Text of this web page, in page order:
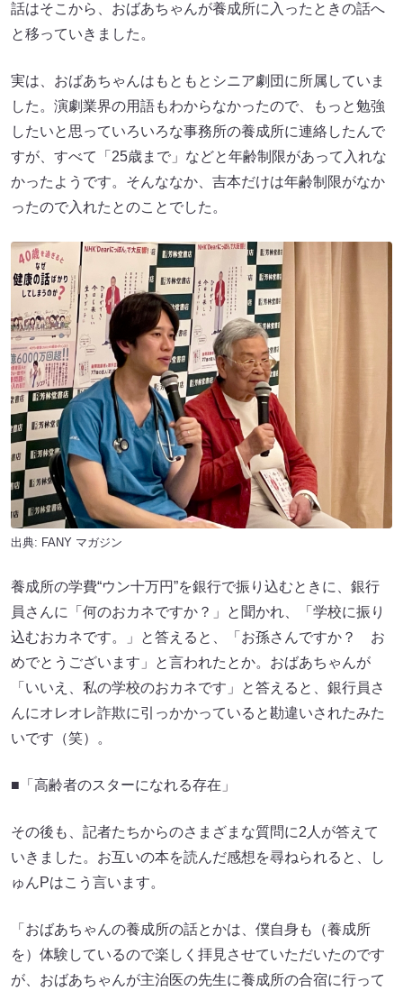
話はそこから、おばあちゃんが養成所に入ったときの話へ
と移っていきました。
実は、おばあちゃんはもともとシニア劇団に所属していま
した。演劇業界の用語もわからなかったので、もっと勉強
したいと思っていろいろな事務所の養成所に連絡したんで
すが、すべて「25歳まで」などと年齢制限があって入れな
かったようです。そんななか、吉本だけは年齢制限がなか
ったので入れたとのことでした。
出典: FANY マガジン
養成所の学費“ウン十万円”を銀行で振り込むときに、銀行
員さんに「何のおカネですか？」と聞かれ、「学校に振り
込むおカネです。」と答えると、「お孫さんですか？ お
めでとうございます」と言われたとか。おばあちゃんが
「いいえ、私の学校のおカネです」と答えると、銀行員さ
んにオレオレ詐欺に引っかかっていると勘違いされたみた
いです（笑）。
■「高齢者のスターになれる存在」
その後も、記者たちからのさまざまな質問に2人が答えて
いきました。お互いの本を読んだ感想を尋ねられると、し
ゅんPはこう言います。
「おばあちゃんの養成所の話とかは、僕自身も（養成所
を）体験しているので楽しく拝見させていただいたのです
が、おばあちゃんが主治医の先生に養成所の合宿に行って